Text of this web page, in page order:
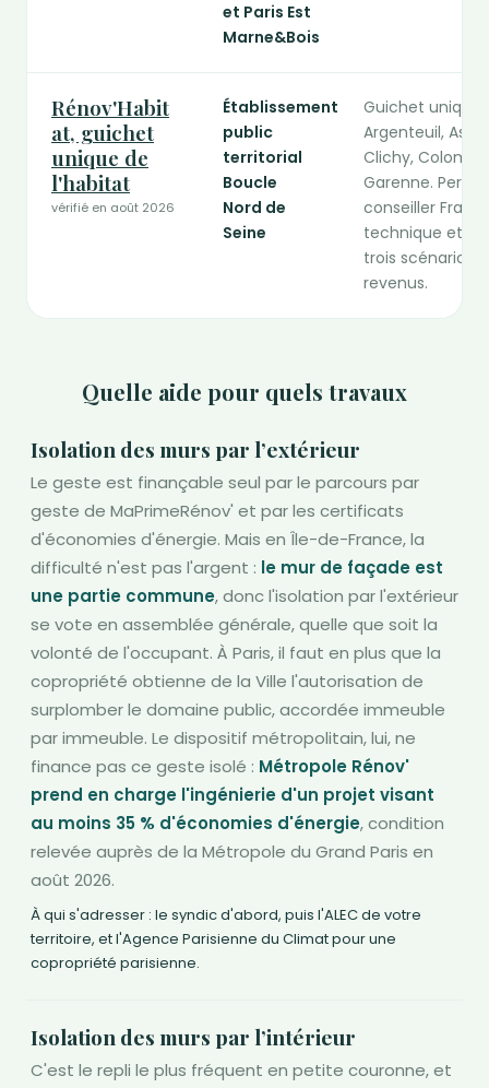
et Paris Est
Marne&Bois
Rénov'Habit
at, guichet
unique de
l'habitat
vérifié en août 2026
Établissement
public
territorial
Boucle
Nord de
Seine
Guichet unique
Argenteuil,
Clichy,
Garenne.
conseiller
technique et
trois scénarios
revenus.
Quelle aide pour quels travaux
Isolation des murs par l’extérieur
Le geste est finançable seul par le parcours par
geste de MaPrimeRénov' et par les certificats
d'économies d'énergie. Mais en Île-de-France, la
difficulté n'est pas l'argent : le mur de façade est
une partie commune, donc l'isolation par l'extérieur
se vote en assemblée générale, quelle que soit la
volonté de l'occupant. À Paris, il faut en plus que la
copropriété obtienne de la Ville l'autorisation de
surplomber le domaine public, accordée immeuble
par immeuble. Le dispositif métropolitain, lui, ne
finance pas ce geste isolé : Métropole Rénov'
prend en charge l'ingénierie d'un projet visant
au moins 35 % d'économies d'énergie, condition
relevée auprès de la Métropole du Grand Paris en
août 2026.
À qui s'adresser : le syndic d'abord, puis l'ALEC de votre
territoire, et l'Agence Parisienne du Climat pour une
copropriété parisienne.
Isolation des murs par l’intérieur
C'est le repli le plus fréquent en petite couronne, et